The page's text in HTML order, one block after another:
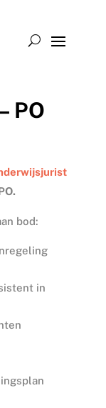
PO
bod:
in